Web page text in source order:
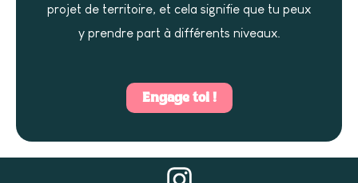
projet de territoire, et cela signifie que tu peux
y prendre part à différents niveaux.
Engage toi !